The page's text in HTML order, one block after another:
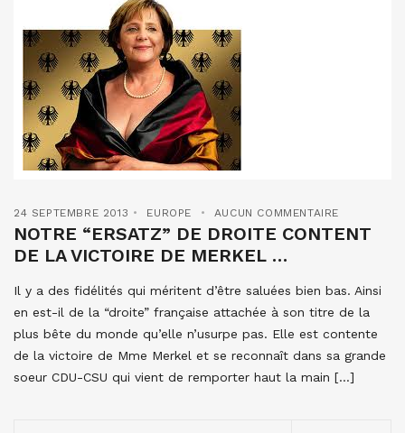
24 SEPTEMBRE 2013 EUROPE AUCUN COMMENTAIRE
NOTRE “ERSATZ” DE DROITE CONTENT
DE LA VICTOIRE DE MERKEL …
Il y a des fidélités qui méritent d’être saluées bien bas. Ainsi
en est-il de la “droite” française attachée à son titre de la
plus bête du monde qu’elle n’usurpe pas. Elle est contente
de la victoire de Mme Merkel et se reconnaît dans sa grande
soeur CDU-CSU qui vient de remporter haut la main […]